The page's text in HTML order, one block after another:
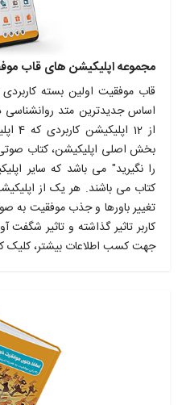
مجموعه اپلیکیشن های قاب
قاب موفقیت اولین بسته
اساس جدیدترین متد
از 12
بخش اصلی اپلیکیشن، کتاب
را نگیرید" می باشد که سایر
کتاب می باشند. هر یک از
تغییر باورها و جذب موفقیت به
کاربر تاثیر گذاشته و تاثیر
جهت کسب اطلاعات بیشتر، کلیک